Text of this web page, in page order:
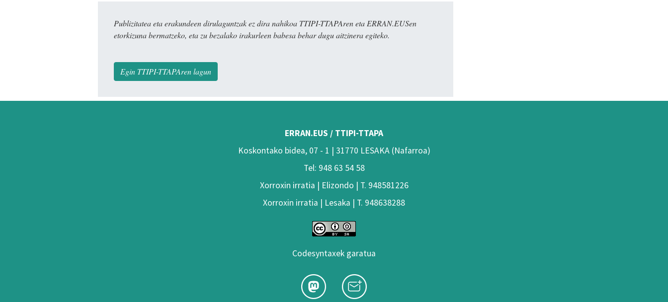
Publizitatea eta erakundeen dirulaguntzak ez dira nahikoa TTIPI-TTAPAren eta ERRAN.EUSen
etorkizuna bermatzeko, eta zu bezalako irakurleen babesa behar dugu aitzinera egiteko.
Egin TTIPI-TTAPAren lagun
ERRAN.EUS / TTIPI-TTAPA
Koskontako bidea, 07 - 1 | 31770 LESAKA (Nafarroa)
Tel: 948 63 54 58
Xorroxin irratia | Elizondo | T. 948581226
Xorroxin irratia | Lesaka | T. 948638288
Codesyntaxek garatua